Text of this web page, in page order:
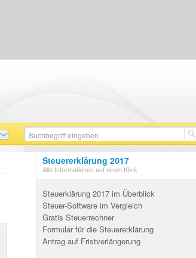
Steuererklärung 2017
Alle Informationen auf einen Klick
Steuerklärung 2017 im Überblick
Steuer-Software im Vergleich
Gratis Steuerrechner
Formular für die Steuererklärung
Antrag auf Fristverlängerung